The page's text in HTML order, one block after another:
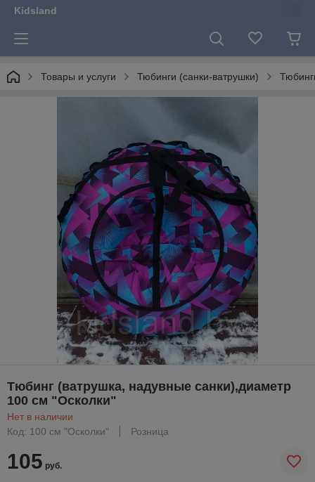
Kidsland
Товары и услуги Тюбинги (санки-ватрушки)
Тюбинг (ватрушка, надувные санки),диаметр
100 см "Осколки"
Нет в наличии
Код: 100 см "Осколки"
Розница
105 руб.